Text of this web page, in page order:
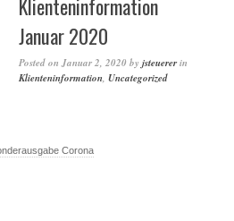
Klienteninformation
Januar 2020
Posted on Januar 2, 2020 by jsteuererin
Klienteninformation, Uncategorized
Corona